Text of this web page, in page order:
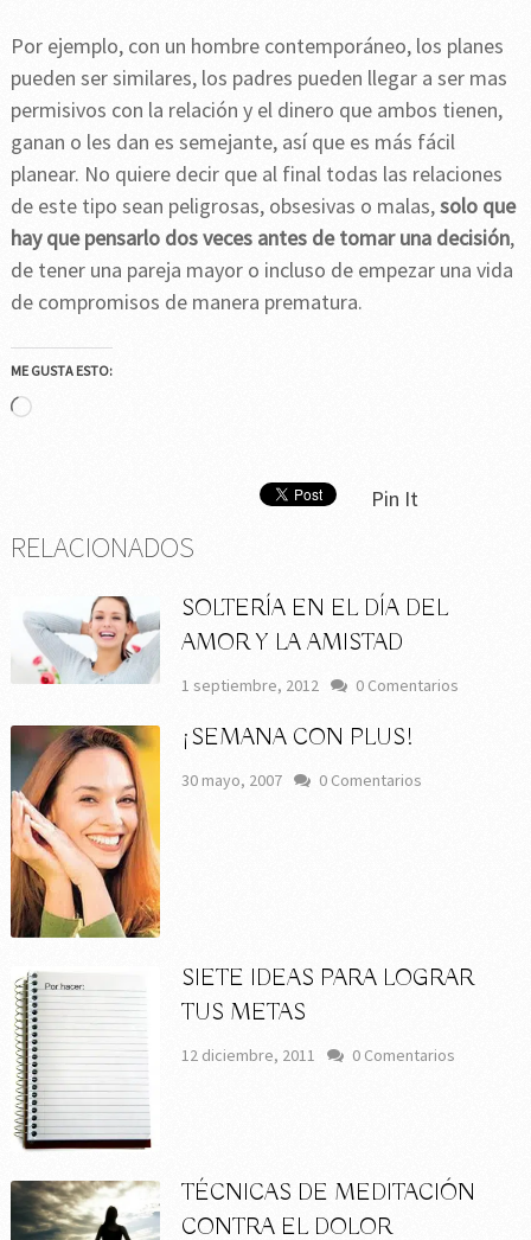
Por ejemplo, con un hombre contemporáneo, los planes
pueden ser similares, los padres pueden llegar a ser mas
permisivos con la relación y el dinero que ambos tienen,
ganan o les dan es semejante, así que es más fácil
planear. No quiere decir que al final todas las relaciones
de este tipo sean peligrosas, obsesivas o malas,solo que
hay que pensarlo dos veces antes de tomar una decisión,
de tener una pareja mayor o incluso de empezar una vida
de compromisos de manera prematura.
ME GUSTA ESTO:
Cargando...
Pin It
RELACIONADOS
SOLTERÍA EN EL DÍA DEL
AMOR Y LA AMISTAD
1 septiembre, 2012 0 Comentarios
¡SEMANA CON PLUS!
30 mayo, 2007 0 Comentarios
SIETE IDEAS PARA LOGRAR
TUS METAS
12 diciembre, 2011 0 Comentarios
TÉCNICAS DE MEDITACIÓN
CONTRA EL DOLOR